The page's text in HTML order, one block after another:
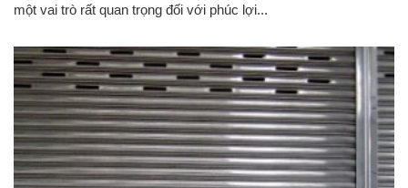
một vai trò rất quan trọng đối với phúc lợi...